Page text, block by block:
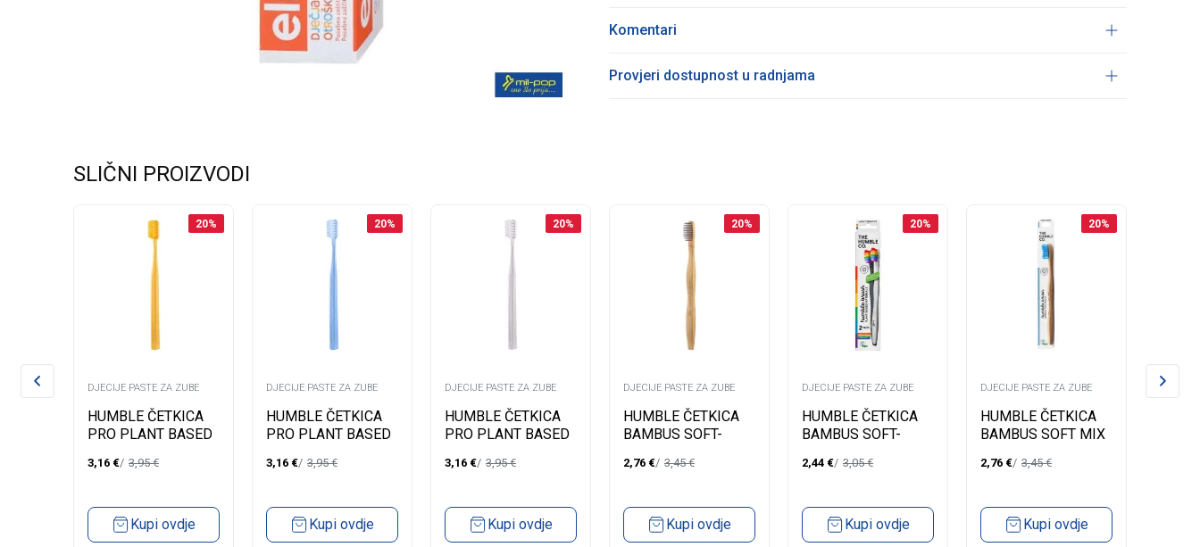
Komentari
Provjeri dostupnost u radnjama
SLIČNI PROIZVODI
20%
DJECIJE PASTE ZA ZUBE
HUMBLE ČETKICA
PRO PLANT BASED
890PR05
3,16 € 3,95€
Kupi ovdje
20%
DJECIJE PASTE ZA ZUBE
HUMBLE ČETKICA
PRO PLANT BASED
890PR08
3,16 € 3,95€
Kupi ovdje
20%
DJECIJE PASTE ZA ZUBE
HUMBLE ČETKICA
PRO PLANT BASED
890PR09
3,16 € 3,95€
Kupi ovdje
20%
DJECIJE PASTE ZA ZUBE
HUMBLE ČETKICA
BAMBUS SOFT-
8900CHARC
2,76 € 3,45€
Kupi ovdje
20%
DJECIJE PASTE ZA ZUBE
HUMBLE ČETKICA
BAMBUS SOFT-
PROUD CS89069S
2,44 € 3,05€
Kupi ovdje
20%
DJECIJE PASTE ZA ZUBE
HUMBLE ČETKICA
BAMBUS SOFT MIX
2,76 € 3,45€
Kupi ovdje
DJECIJE